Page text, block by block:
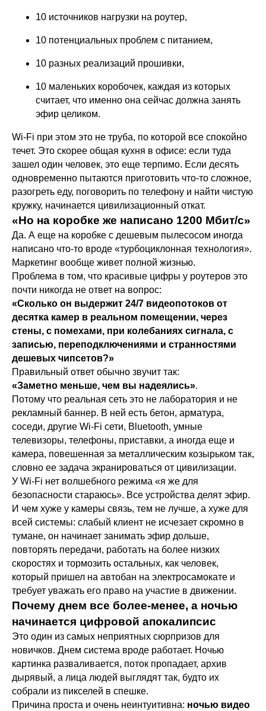
10 источников нагрузки на роутер,
10 потенциальных проблем с питанием,
10 разных реализаций прошивки,
10 маленьких коробочек, каждая из которых
считает, что именно она сейчас должна занять
эфир целиком.
Wi-Fi при этом это не труба, по которой все спокойно
течет. Это скорее общая кухня в офисе: если туда
зашел один человек, это еще терпимо. Если десять
одновременно пытаются приготовить что-то сложное,
разогреть еду, поговорить по телефону и найти чистую
кружку, начинается цивилизационный откат.
«Но на коробке же написано 1200 Мбит/с»
Да. А еще на коробке с дешевым пылесосом иногда
написано что-то вроде «турбоциклонная технология».
Маркетинг вообще живет полной жизнью.
Проблема в том, что красивые цифры у роутеров это
почти никогда не ответ на вопрос:
«Сколько он выдержит 24/7 видеопотоков от
десятка камер в реальном помещении, через
стены, с помехами, при колебаниях сигнала, с
записью, переподключениями и странностями
дешевых чипсетов?»
Правильный ответ обычно звучит так:
«Заметно меньше, чем вы надеялись».
Потому что реальная сеть это не лаборатория и не
рекламный баннер. В ней есть бетон, арматура,
соседи, другие Wi-Fi сети, Bluetooth, умные
телевизоры, телефоны, приставки, а иногда еще и
камера, повешенная за металлическим козырьком так,
словно ее задача экранироваться от цивилизации.
У Wi-Fi нет волшебного режима «я же для
безопасности стараюсь». Все устройства делят эфир.
И чем хуже у камеры связь, тем не лучше, а хуже для
всей системы: слабый клиент не исчезает скромно в
тумане, он начинает занимать эфир дольше,
повторять передачи, работать на более низких
скоростях и тормозить остальных, как человек,
который пришел на автобан на электросамокате и
требует уважать его право на участие в движении.
Почему днем все более-менее, а ночью
начинается цифровой апокалипсис
Это один из самых неприятных сюрпризов для
новичков. Днем система вроде работает. Ночью
картинка разваливается, поток пропадает, архив
дырявый, а лица людей выглядят так, будто их
собрали из пикселей в спешке.
Причина проста и очень неинтуитивна: ночью видео